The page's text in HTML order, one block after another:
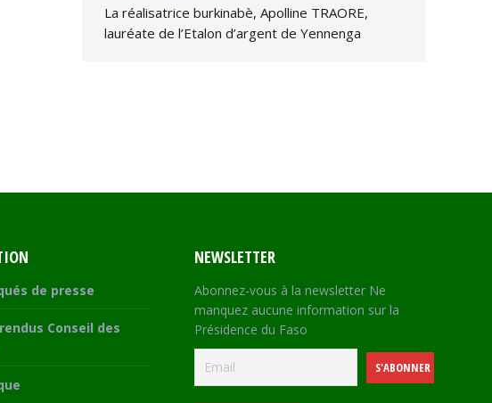
La réalisatrice burkinabè, Apolline TRAORE,
lauréate de l’Etalon d’argent de Yennenga
de presse
Conseil des
NEWSLETTER
Abonnez-vous à la newsletter Ne
manquez aucune information sur la
Présidence du Faso